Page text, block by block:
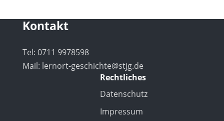
Kontakt
Tel: 0711 9978598
Mail: lernort-geschichte@stjg.de
Rechtliches
Datenschutz
Impressum